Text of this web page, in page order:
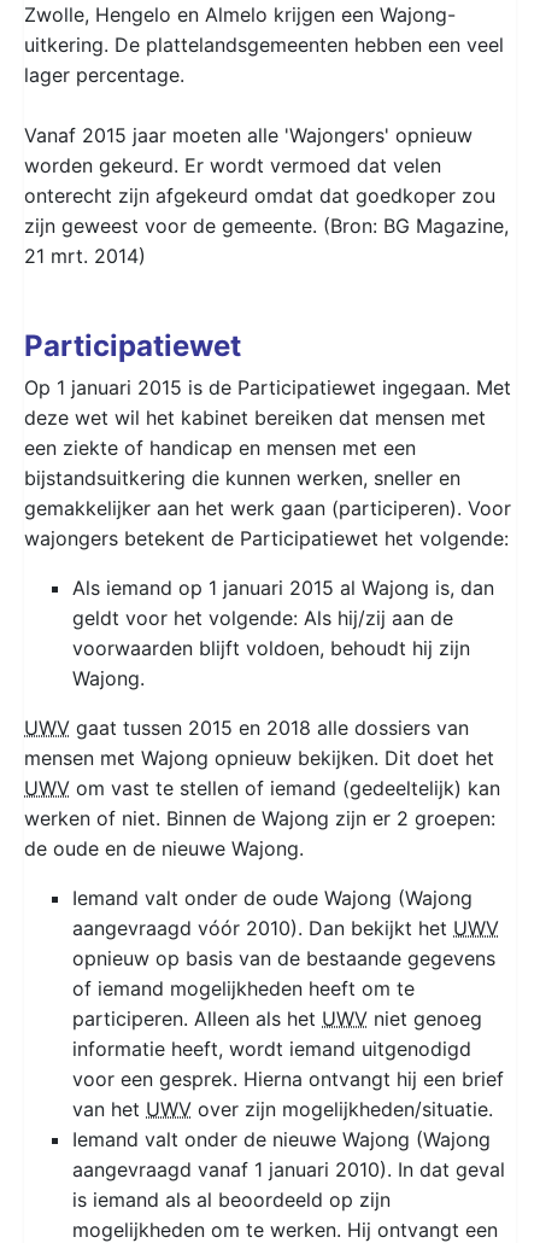
Zwolle, Hengelo en Almelo krijgen een Wajong-
uitkering. De plattelandsgemeenten hebben een veel
lager percentage.
Vanaf 2015 jaar moeten alle 'Wajongers' opnieuw
worden gekeurd. Er wordt vermoed dat velen
onterecht zijn afgekeurd omdat dat goedkoper zou
zijn geweest voor de gemeente. (Bron: BG Magazine,
21 mrt. 2014)
Participatiewet
Op 1 januari 2015 is de Participatiewet ingegaan. Met
deze wet wil het kabinet bereiken dat mensen met
een ziekte of handicap en mensen met een
bijstandsuitkering die kunnen werken, sneller en
gemakkelijker aan het werk gaan (participeren). Voor
wajongers betekent de Participatiewet het volgende:
Als iemand op 1 januari 2015 al Wajong is, dan
geldt voor het volgende: Als hij/zij aan de
voorwaarden blijft voldoen, behoudt hij zijn
Wajong.
UWV gaat tussen 2015 en 2018 alle dossiers van
mensen met Wajong opnieuw bekijken. Dit doet het
UWV om vast te stellen of iemand (gedeeltelijk) kan
werken of niet. Binnen de Wajong zijn er 2 groepen:
de oude en de nieuwe Wajong.
Iemand valt onder de oude Wajong (Wajong
aangevraagd vóór 2010). Dan bekijkt het UWV
opnieuw op basis van de bestaande gegevens
of iemand mogelijkheden heeft om te
participeren. Alleen als het UWV niet genoeg
informatie heeft, wordt iemand uitgenodigd
voor een gesprek. Hierna ontvangt hij een brief
van het UWV over zijn mogelijkheden/situatie.
Iemand valt onder de nieuwe Wajong (Wajong
aangevraagd vanaf 1 januari 2010). In dat geval
is iemand als al beoordeeld op zijn
mogelijkheden om te werken. Hij ontvangt een